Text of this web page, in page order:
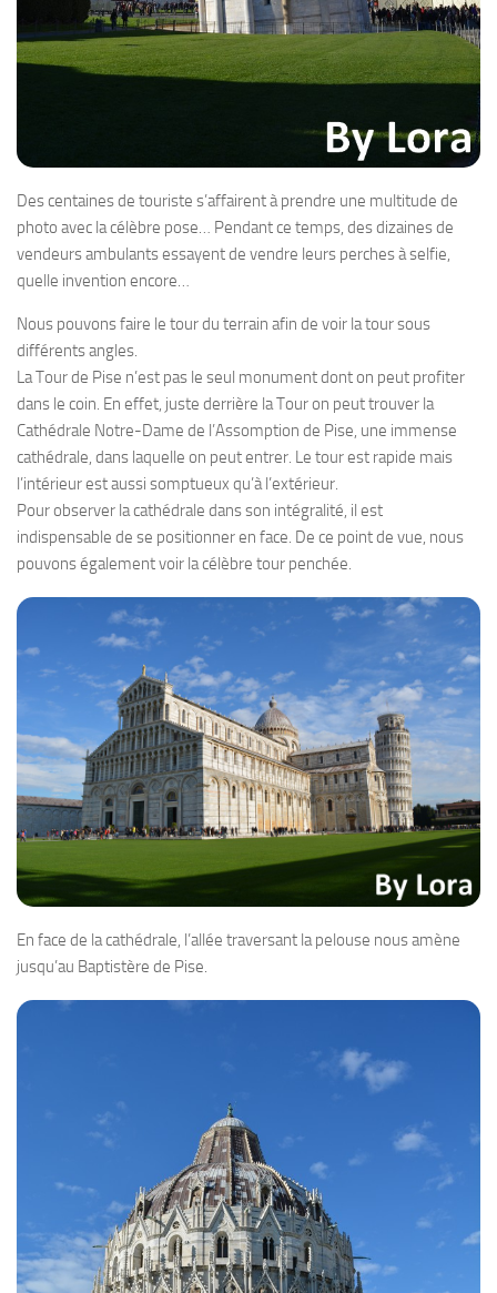
Des centaines de touriste s’affairent à prendre une multitude de
photo avec la célèbre pose… Pendant ce temps, des dizaines de
vendeurs ambulants essayent de vendre leurs perches à selfie,
quelle invention encore…
Nous pouvons faire le tour du terrain afin de voir la tour sous
différents angles.
La Tour de Pise n’est pas le seul monument dont on peut profiter
dans le coin. En effet, juste derrière la Tour on peut trouver la
Cathédrale Notre-Dame de l’Assomption de Pise, une immense
cathédrale, dans laquelle on peut entrer. Le tour est rapide mais
l’intérieur est aussi somptueux qu’à l’extérieur.
Pour observer la cathédrale dans son intégralité, il est
indispensable de se positionner en face. De ce point de vue, nous
pouvons également voir la célèbre tour penchée.
En face de la cathédrale, l’allée traversant la pelouse nous amène
jusqu’au Baptistère de Pise.